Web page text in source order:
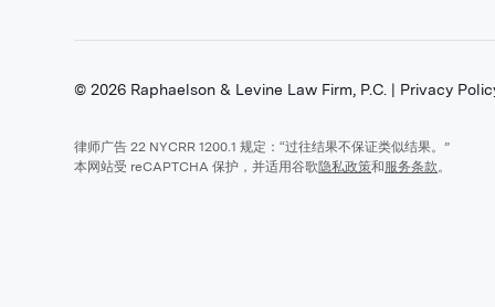
©2026 Raphaelson & Levine Law Firm, P.C. | Privacy
律师广告 22 NYCRR 1200.1 规定：“过往结果不保证类似结果。”
本网站受 reCAPTCHA 保护，并适用谷歌隐私政策和服务条款。